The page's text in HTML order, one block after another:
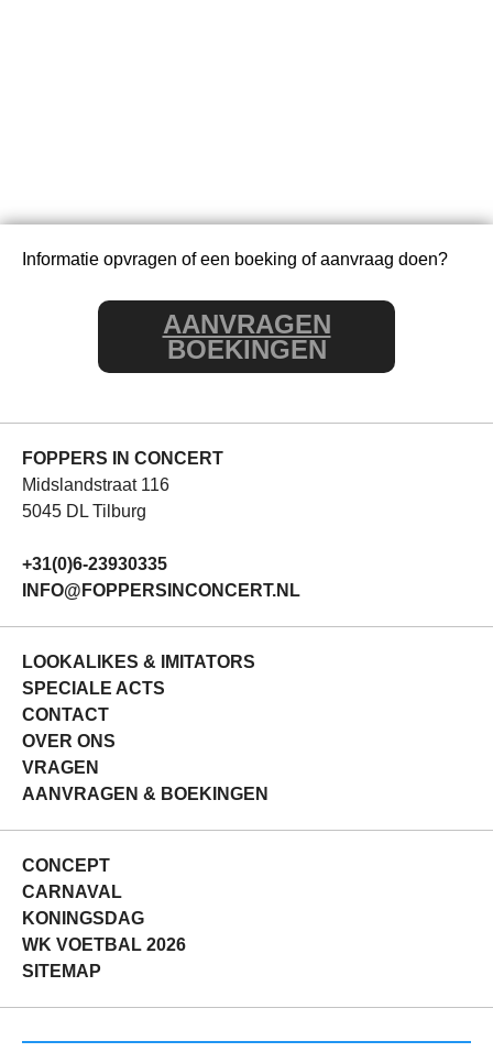
Informatie opvragen of een boeking of aanvraag doen?
AANVRAGEN
BOEKINGEN
FOPPERS IN CONCERT
Midslandstraat 116
5045 DL Tilburg
+31(0)6-23930335
INFO@FOPPERSINCONCERT.NL
LOOKALIKES & IMITATORS
SPECIALE ACTS
CONTACT
OVER ONS
VRAGEN
AANVRAGEN & BOEKINGEN
CONCEPT
CARNAVAL
KONINGSDAG
WK VOETBAL 2026
SITEMAP